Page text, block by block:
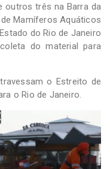
outros três na Barra da
Mamíferos Aquáticos
do Rio de Janeiro
do material para
o Estreito de
o Rio de Janeiro.